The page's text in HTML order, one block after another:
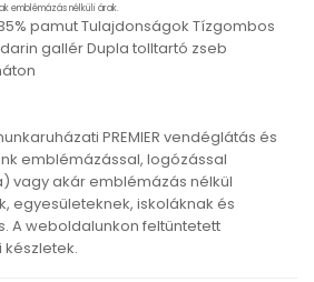
emblémázás nélküli árak.
pamut Tulajdonságok Tízgombos
gallér Dupla tolltartó zseb
PREMIER vendéglátás és
emblémázással, logózással
vagy akár emblémázás nélkül
egyesületeknek, iskoláknak és
A weboldalunkon feltüntetett